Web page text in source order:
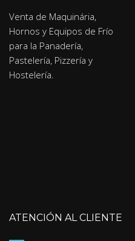
Venta de Maquinária,
Hornos y Equipos de Frío
para la Panadería,
Pastelería, Pizzería y
Hostelería.
ATENCIÓN AL CLIENTE